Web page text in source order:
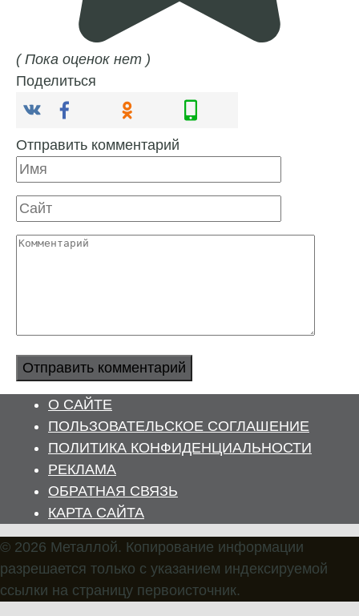
( Пока оценок нет )
Поделиться
Отправить комментарий
Имя
Сайт
Комментарий
О САЙТЕ
ПОЛЬЗОВАТЕЛЬСКОЕ СОГЛАШЕНИЕ
ПОЛИТИКА КОНФИДЕНЦИАЛЬНОСТИ
РЕКЛАМА
ОБРАТНАЯ СВЯЗЬ
КАРТА САЙТА
© 2026 Металлой. Копирование информации
разрешается только с указанием индексируемой
ссылки на страницу первоисточник.